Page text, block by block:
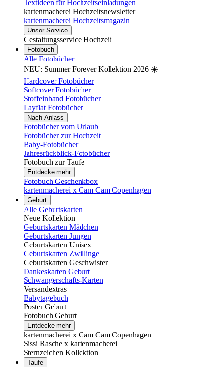
Textideen für Hochzeitseinladungen
kartenmacherei Hochzeitsnewsletter
kartenmacherei Hochzeitsmagazin
Unser Service
Gestaltungsservice Hochzeit
Fotobuch
Alle Fotobücher
NEU: Summer Forever Kollektion 2026 ☀️
Hardcover Fotobücher
Softcover Fotobücher
Stoffeinband Fotobücher
Layflat Fotobücher
Nach Anlass
Fotobücher vom Urlaub
Fotobücher zur Hochzeit
Baby-Fotobücher
Jahresrückblick-Fotobücher
Fotobuch zur Taufe
Entdecke mehr
Fotobuch Geschenkbox
kartenmacherei x Cam Cam Copenhagen
Geburt
Alle Geburtskarten
Neue Kollektion
Geburtskarten Mädchen
Geburtskarten Jungen
Geburtskarten Unisex
Geburtskarten Zwillinge
Geburtskarten Geschwister
Dankeskarten Geburt
Schwangerschafts-Karten
Versandextras
Babytagebuch
Poster Geburt
Fotobuch Geburt
Entdecke mehr
kartenmacherei x Cam Cam Copenhagen
Sissi Rasche x kartenmacherei
Sternzeichen Kollektion
Taufe